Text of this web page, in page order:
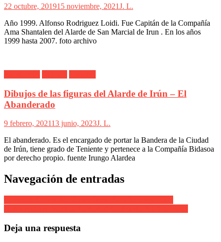
22 octubre, 201915 noviembre, 2021J. L.
Año 1999. Alfonso Rodriguez Loidi. Fue Capitán de la Compañía
Ama Shantalen del Alarde de San Marcial de Irun . En los años
1999 hasta 2007. foto archivo
Dibujos de las figuras del Alarde de Irún – El
Abanderado
9 febrero, 202113 junio, 2023J. L.
El abanderado. Es el encargado de portar la Bandera de la Ciudad
de Irún, tiene grado de Teniente y pertenece a la Compañía Bidasoa
por derecho propio. fuente Irungo Alardea
Navegación de entradas
Deja una respuesta